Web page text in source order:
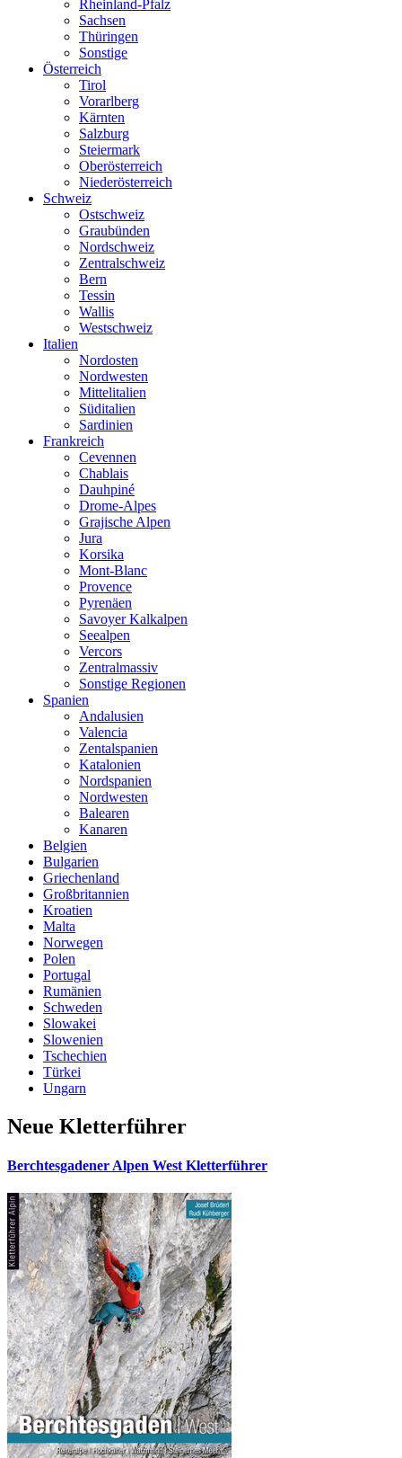
Rheinland-Pfalz
Sachsen
Thüringen
Sonstige
Österreich
Tirol
Vorarlberg
Kärnten
Salzburg
Steiermark
Oberösterreich
Niederösterreich
Schweiz
Ostschweiz
Graubünden
Nordschweiz
Zentralschweiz
Bern
Tessin
Wallis
Westschweiz
Italien
Nordosten
Nordwesten
Mittelitalien
Süditalien
Sardinien
Frankreich
Cevennen
Chablais
Dauhpiné
Drome-Alpes
Grajische Alpen
Jura
Korsika
Mont-Blanc
Provence
Pyrenäen
Savoyer Kalkalpen
Seealpen
Vercors
Zentralmassiv
Sonstige Regionen
Spanien
Andalusien
Valencia
Zentalspanien
Katalonien
Nordspanien
Nordwesten
Balearen
Kanaren
Belgien
Bulgarien
Griechenland
Großbritannien
Kroatien
Malta
Norwegen
Polen
Portugal
Rumänien
Schweden
Slowakei
Slowenien
Tschechien
Türkei
Ungarn
Neue Kletterführer
Berchtesgadener Alpen West Kletterführer